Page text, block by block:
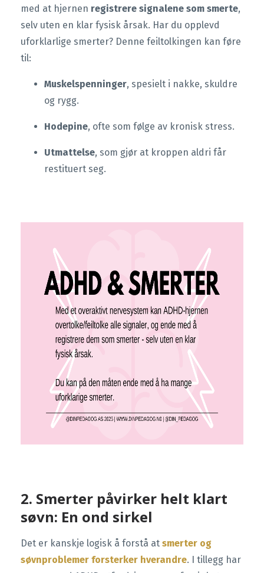
med at hjernen registrere signalene som smerte,
selv uten en klar fysisk årsak. Har du opplevd
uforklarlige smerter? Denne feiltolkingen kan føre
til:
Muskelspenninger, spesielt i nakke, skuldre
og rygg.
Hodepine, ofte som følge av kronisk stress.
Utmattelse, som gjør at kroppen aldri får
restituert seg.
2. Smerter påvirker helt klart
søvn: En ond sirkel
Det er kanskje logisk å forstå at smerter og
søvnproblemer forsterker hverandre. I tillegg har